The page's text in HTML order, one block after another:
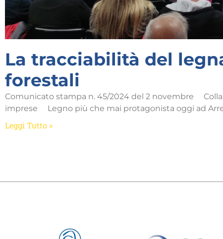
La tracciabilità del
forestali
Comunicato stampa n. 45/2024 del 2 novembre
imprese Legno più che mai protagonista oggi ad
Leggi Tutto »